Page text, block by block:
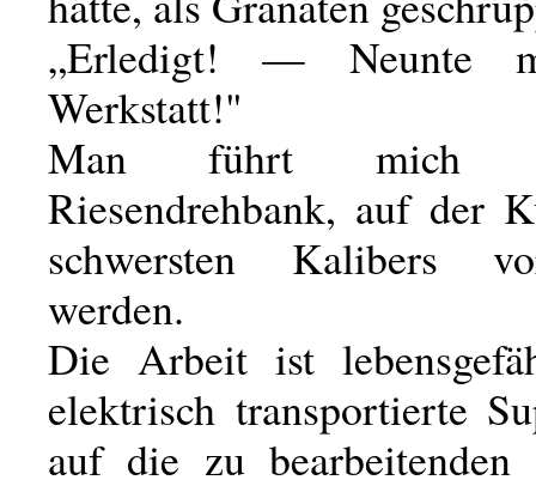
„Erledigt! — Neunte
Werkstatt!"
Man führt mich
Riesendrehbank, auf der
schwersten Kalibers
werden.
Die Arbeit ist
elektrisch transportierte
auf die zu bearbeitenden